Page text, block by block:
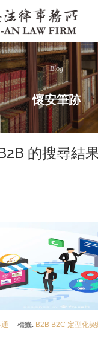
Blog
懷安筆跡
的搜尋結
標籤: B2B B2C 定型化契